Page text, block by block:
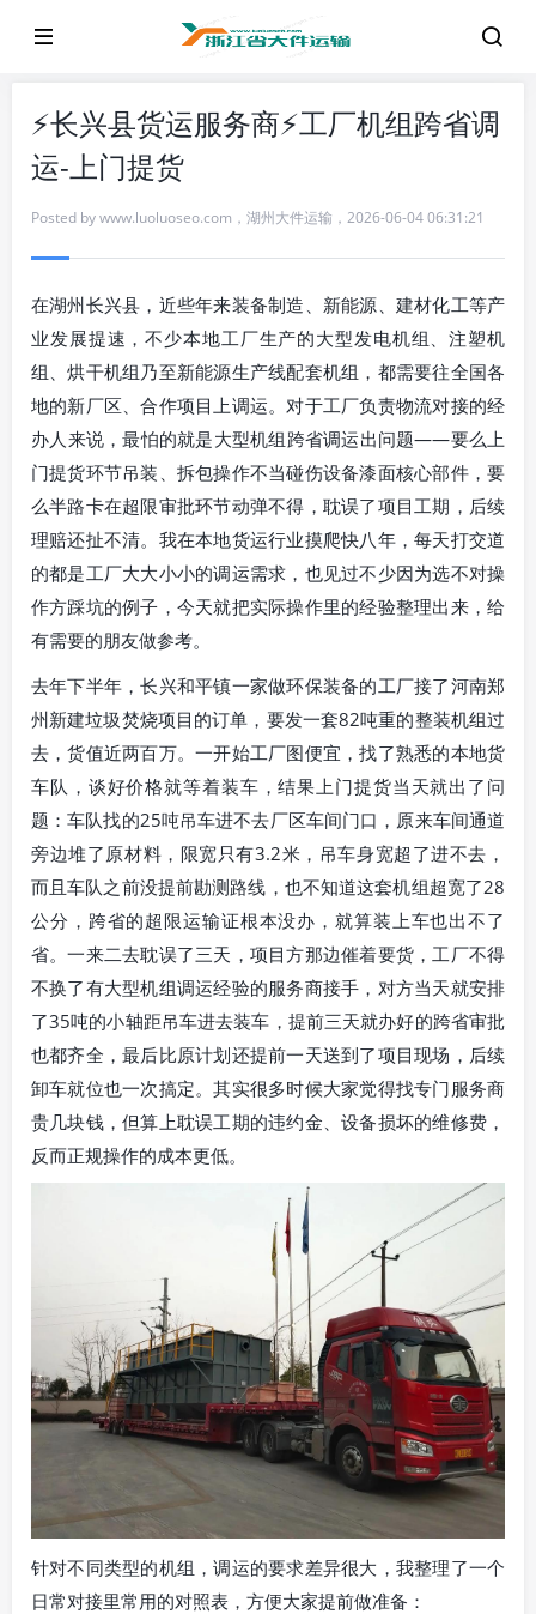
⚡长兴县货运服务商⚡工厂机组跨省调
运-上门提货
Posted bywww.luoluoseo.com ， 湖州大件运输 ， 2026-06-04 06:31:21
在湖州长兴县，近些年来装备制造、新能源、建材化工等产
业发展提速，不少本地工厂生产的大型发电机组、注塑机
组、烘干机组乃至新能源生产线配套机组，都需要往全国各
地的新厂区、合作项目上调运。对于工厂负责物流对接的经
办人来说，最怕的就是大型机组跨省调运出问题——要么上
门提货环节吊装、拆包操作不当碰伤设备漆面核心部件，要
么半路卡在超限审批环节动弹不得，耽误了项目工期，后续
理赔还扯不清。我在本地货运行业摸爬快八年，每天打交道
的都是工厂大大小小的调运需求，也见过不少因为选不对操
作方踩坑的例子，今天就把实际操作里的经验整理出来，给
有需要的朋友做参考。
去年下半年，长兴和平镇一家做环保装备的工厂接了河南郑
州新建垃圾焚烧项目的订单，要发一套82吨重的整装机组过
去，货值近两百万。一开始工厂图便宜，找了熟悉的本地货
车队，谈好价格就等着装车，结果上门提货当天就出了问
题：车队找的25吨吊车进不去厂区车间门口，原来车间通道
旁边堆了原材料，限宽只有3.2米，吊车身宽超了进不去，
而且车队之前没提前勘测路线，也不知道这套机组超宽了28
公分，跨省的超限运输证根本没办，就算装上车也出不了
省。一来二去耽误了三天，项目方那边催着要货，工厂不得
不换了有大型机组调运经验的服务商接手，对方当天就安排
了35吨的小轴距吊车进去装车，提前三天就办好的跨省审批
也都齐全，最后比原计划还提前一天送到了项目现场，后续
卸车就位也一次搞定。其实很多时候大家觉得找专门服务商
贵几块钱，但算上耽误工期的违约金、设备损坏的维修费，
反而正规操作的成本更低。
针对不同类型的机组，调运的要求差异很大，我整理了一个
日常对接里常用的对照表，方便大家提前做准备：